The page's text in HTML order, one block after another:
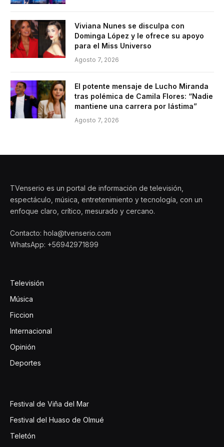
Viviana Nunes se disculpa con
Dominga López y le ofrece su apoyo
para el Miss Universo
Agosto 7, 2026
El potente mensaje de Lucho Miranda
tras polémica de Camila Flores: “Nadie
mantiene una carrera por lástima”
Agosto 7, 2026
TVenserio es un portal de información de televisión,
espectáculo, música, entretenimiento y tecnología, con un
enfoque claro, crítico, mesurado y cercano.
Contacto: hola@tvenserio.com
WhatsApp: +56942971899
Televisión
Música
Ficcion
Internacional
Opinión
Deportes
Festival de Viña del Mar
Festival del Huaso de Olmué
Teletón